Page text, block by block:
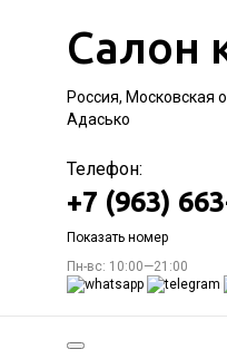
Салон
Россия, Московская
Адасько
Телефон:
+7 (963)
Показать номер
Пн-вс: 10:00—21:00